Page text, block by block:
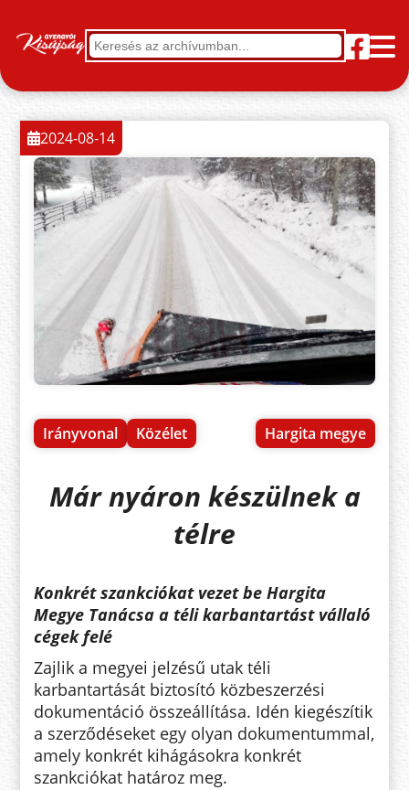
Irányvonal Közélet Hargita megye
2024-08-14
Már nyáron készülnek a
télre
Konkrét szankciókat vezet be Hargita
Megye Tanácsa a téli karbantartást vállaló
cégek felé
Zajlik a megyei jelzésű utak téli
karbantartását biztosító közbeszerzési
dokumentáció összeállítása. Idén kiegészítik
a szerződéseket egy olyan dokumentummal,
amely konkrét kihágásokra konkrét
szankciókat határoz meg.